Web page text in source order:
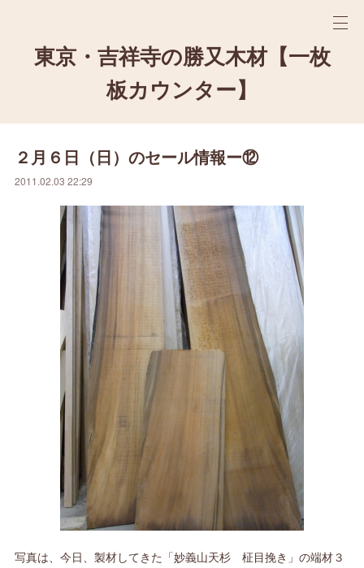
東京・吉祥寺の勝又木材【一枚
板カウンター】
２月６日（日）のセール情報ー⑫
2011.02.03 22:29
写真は、今日、製材してきた「妙義山天杉 柾目挽き」の端材３